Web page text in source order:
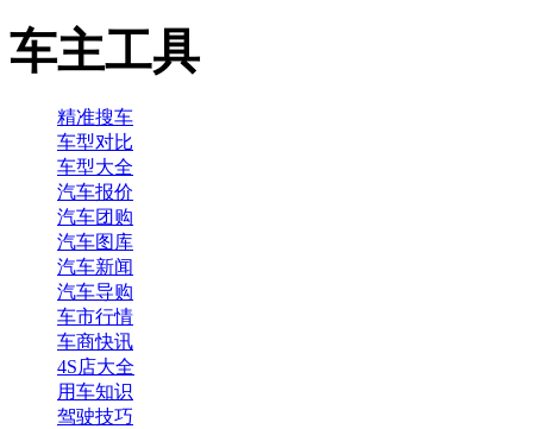
车主工具
精准搜车
车型对比
车型大全
汽车报价
汽车团购
汽车图库
汽车新闻
汽车导购
车市行情
车商快讯
4S店大全
用车知识
驾驶技巧